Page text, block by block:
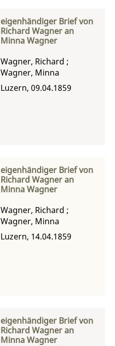
eigenhändiger Brief von
Richard Wagner an
Minna Wagner
Wagner, Richard ;
Wagner, Minna
Luzern, 09.04.1859
eigenhändiger Brief von
Richard Wagner an
Minna Wagner
Wagner, Richard ;
Wagner, Minna
Luzern, 14.04.1859
eigenhändiger Brief von
Richard Wagner an
Minna Wagner